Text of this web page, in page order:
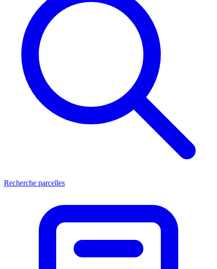
Recherche parcelles